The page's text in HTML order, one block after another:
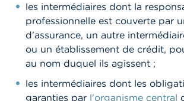
les intermédiaires dont la
professionnelle est couverte par
d'assurance, un autre
ou un établissement de crédit,
au nom duquel ils agissent ;
les intermédiaires dont les
garanties par l'organisme central